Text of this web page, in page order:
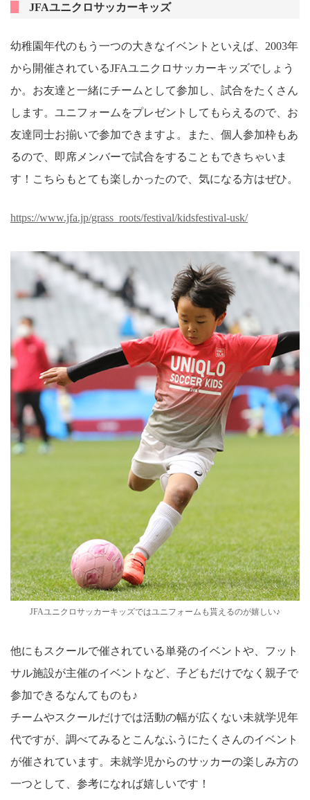
JFAユニクロサッカーキッズ
幼稚園年代のもう一つの大きなイベントといえば、2003年
から開催されているJFAユニクロサッカーキッズでしょう
か。お友達と一緒にチームとして参加し、試合をたくさん
します。ユニフォームをプレゼントしてもらえるので、お
友達同士お揃いで参加できますよ。また、個人参加枠もあ
るので、即席メンバーで試合をすることもできちゃいま
す！こちらもとても楽しかったので、気になる方はぜひ。
https://www.jfa.jp/grass_roots/festival/kidsfestival-usk/
JFAユニクロサッカーキッズではユニフォームも貰えるのが嬉しい♪
他にもスクールで催されている単発のイベントや、フット
サル施設が主催のイベントなど、子どもだけでなく親子で
参加できるなんてものも♪
チームやスクールだけでは活動の幅が広くない未就学児年
代ですが、調べてみるとこんなふうにたくさんのイベント
が催されています。未就学児からのサッカーの楽しみ方の
一つとして、参考になれば嬉しいです！